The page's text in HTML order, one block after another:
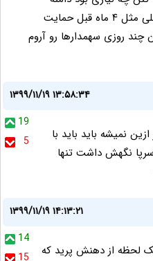
تغییر کنه با همین دامنه نوسان قبلی مثل ۴ ماه قبل حمایت
چند روزی سهمدارها رو آروم
۱۳۹۹/۱۱/۱۹ ۱۳:۵۸:۳۴
19
5
نمیشه باید باید با
نگهش داشت تنها
۱۳۹۹/۱۱/۱۹ ۱۴:۱۳:۲۱
14
15
لحظه از دهنش پرید که